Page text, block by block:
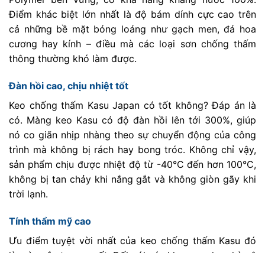
Điểm khác biệt lớn nhất là độ bám dính cực cao trên
cả những bề mặt bóng loáng như gạch men, đá hoa
cương hay kính – điều mà các loại sơn chống thấm
thông thường khó làm được.
Đàn hồi cao, chịu nhiệt tốt
Keo chống thấm Kasu Japan có tốt không? Đáp án là
có. Màng keo Kasu có độ đàn hồi lên tới 300%, giúp
nó co giãn nhịp nhàng theo sự chuyển động của công
trình mà không bị rách hay bong tróc. Không chỉ vậy,
sản phẩm chịu được nhiệt độ từ -40°C đến hơn 100°C,
không bị tan chảy khi nắng gắt và không giòn gãy khi
trời lạnh.
Tính thẩm mỹ cao
Ưu điểm tuyệt vời nhất của keo chống thấm Kasu đó